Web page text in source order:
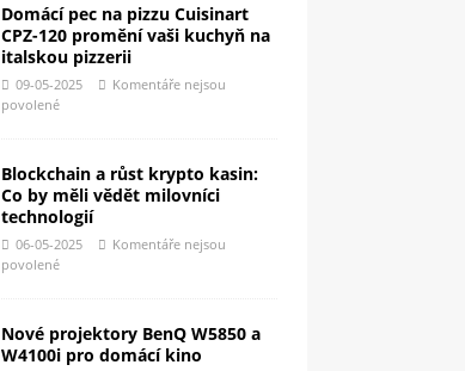
Domácí pec na pizzu Cuisinart
CPZ-120 promění vaši kuchyň na
italskou pizzerii
09-05-2025
Komentáře nejsou
povolené
Blockchain a růst krypto kasin:
Co by měli vědět milovníci
technologií
06-05-2025
Komentáře nejsou
povolené
Nové projektory BenQ W5850 a
W4100i pro domácí kino